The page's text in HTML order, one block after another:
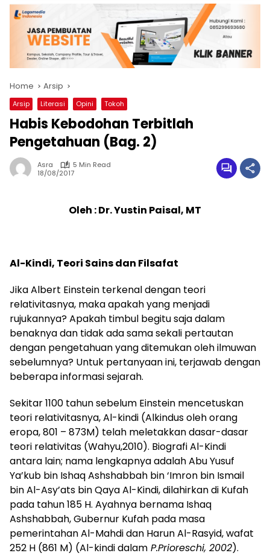
Home Arsip
Arsip Literasi Opini Tokoh
Habis Kebodohan Terbitlah
Pengetahuan (Bag. 2)
Asra
5 Min Read
18/08/2017
Oleh : Dr. Yustin Paisal, MT
Al-Kindi, Teori Sains dan Filsafat
Jika Albert Einstein terkenal dengan teori
relativitasnya, maka apakah yang menjadi
rujukannya? Apakah timbul begitu saja dalam
benaknya dan tidak ada sama sekali pertautan
dengan pengetahuan yang ditemukan oleh ilmuwan
sebelumnya? Untuk pertanyaan ini, terjawab dengan
beberapa informasi sejarah.
Sekitar 1100 tahun sebelum Einstein mencetuskan
teori relativitasnya, Al-kindi (Alkindus oleh orang
eropa, 801 – 873M) telah meletakkan dasar-dasar
teori relativitas (Wahyu,2010). Biografi Al-Kindi
antara lain; nama lengkapnya adalah Abu Yusuf
Ya’kub bin Ishaq Ashshabbah bin ‘Imron bin Ismail
bin Al-Asy’ats bin Qaya Al-Kindi, dilahirkan di Kufah
pada tahun 185 H. Ayahnya bernama Ishaq
Ashshabbah, Gubernur Kufah pada masa
pemerintahan Al-Mahdi dan Harun Al-Rasyid, wafat
252 H (861 M) (Al-kindi dalam P.Prioreschi, 2002).